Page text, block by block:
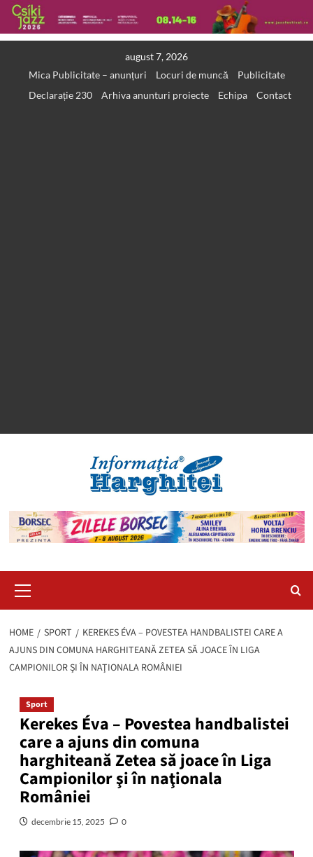
august 7, 2026
Mica Publicitate – anunțuri
Locuri de muncă
Publicitate
Declarație 230
Arhiva anunturi proiecte Echipa Contact
Menu
HOME SPORT
KEREKES ÉVA – POVESTEA HANDBALISTEI CARE A
AJUNS DIN COMUNA HARGHITEANĂ ZETEA SĂ JOACE ÎN LIGA
CAMPIONILOR ŞI ÎN NAŢIONALA ROMÂNIEI
Sport
Kerekes Éva – Povestea handbalistei
care a ajuns din comuna
harghiteană Zetea să joace în Liga
Campionilor şi în naţionala
României
decembrie 15, 2025 0